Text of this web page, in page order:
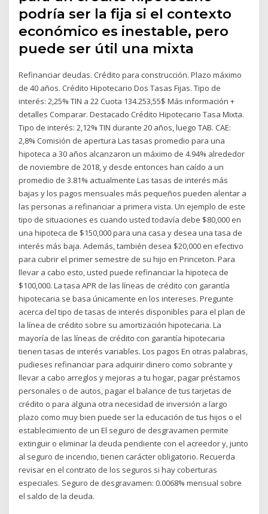
podría ser la fija si el contexto
económico es inestable, pero
puede ser útil una mixta
Refinanciar deudas. Crédito para construcción. Plazo máximo
de 40 años. Crédito Hipotecario Dos Tasas Fijas. Tipo de
interés: 2,25% TIN a 22 Cuota 134.253,55$ Más información +
detalles Comparar. Destacado Crédito Hipotecario Tasa Mixta.
Tipo de interés: 2,12% TIN durante 20 años, luego TAB. CAE:
2,8% Comisión de apertura Las tasas promedio para una
hipoteca a 30 años alcanzaron un máximo de 4.94% alrededor
de noviembre de 2018, y desde entonces han caído a un
promedio de 3.81% actualmente Las tasas de interés más
bajas y los pagos mensuales más pequeños pueden alentar a
las personas a refinanciar a primera vista. Un ejemplo de este
tipo de situaciones es cuando usted todavía debe $80,000 en
una hipoteca de $150,000 para una casa y desea una tasa de
interés más baja. Además, también desea $20,000 en efectivo
para cubrir el primer semestre de su hijo en Princeton. Para
llevar a cabo esto, usted puede refinanciar la hipoteca de
$100,000. La tasa APR de las líneas de crédito con garantía
hipotecaria se basa únicamente en los intereses. Pregunte
acerca del tipo de tasas de interés disponibles para el plan de
la línea de crédito sobre su amortización hipotecaria. La
mayoría de las líneas de crédito con garantía hipotecaria
tienen tasas de interés variables. Los pagos En otras palabras,
pudieses refinanciar para adquirir dinero como sobrante y
llevar a cabo arreglos y mejoras a tu hogar, pagar préstamos
personales o de autos, pagar el balance de tus tarjetas de
crédito o para alguna otra necesidad de inversión a largo
plazo como muy bien puede ser la educación de tus hijos o el
establecimiento de un El seguro de desgravamen permite
extinguir o eliminar la deuda pendiente con el acreedor y, junto
al seguro de incendio, tienen carácter obligatorio. Recuerda
revisar en el contrato de los seguros si hay coberturas
especiales. Seguro de desgravamen: 0.0068% mensual sobre
el saldo de la deuda.